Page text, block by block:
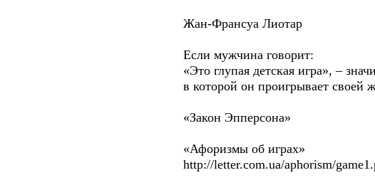
Жан-Франсуа Лиотар
Если мужчина говорит:
«Это глупая детская игра», –
в которой он проигрывает своей
«Закон Эпперсона»
«Афоризмы об играх»
http://letter.com.ua/aphorism/